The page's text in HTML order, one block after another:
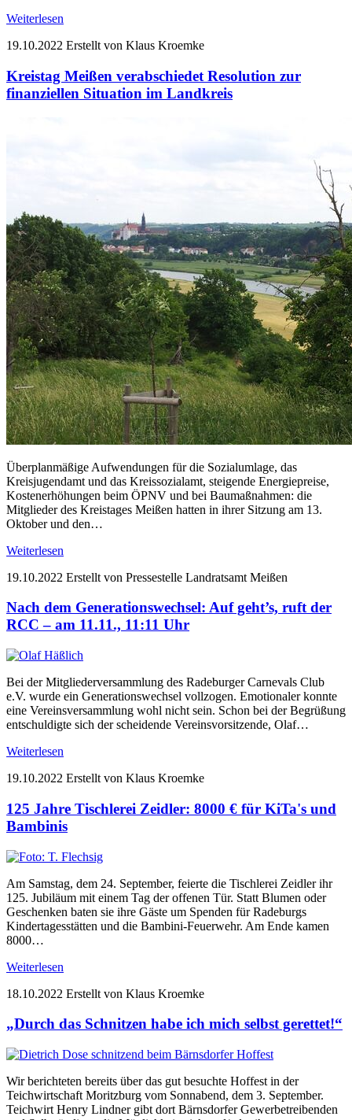
Weiterlesen
19.10.2022 Erstellt von Klaus Kroemke
Kreistag Meißen verabschiedet Resolution zur
finanziellen Situation im Landkreis
Überplanmäßige Aufwendungen für die Sozialumlage, das
Kreisjugendamt und das Kreissozialamt, steigende Energiepreise,
Kostenerhöhungen beim ÖPNV und bei Baumaßnahmen: die
Mitglieder des Kreistages Meißen hatten in ihrer Sitzung am 13.
Oktober und den…
Weiterlesen
19.10.2022 Erstellt von Pressestelle Landratsamt Meißen
Nach dem Generationswechsel: Auf geht’s, ruft der
RCC – am 11.11., 11:11 Uhr
Bei der Mitgliederversammlung des Radeburger Carnevals Club
e.V. wurde ein Generationswechsel vollzogen. Emotionaler konnte
eine Vereinsversammlung wohl nicht sein. Schon bei der Begrüßung
entschuldigte sich der scheidende Vereinsvorsitzende, Olaf…
Weiterlesen
19.10.2022 Erstellt von Klaus Kroemke
125 Jahre Tischlerei Zeidler: 8000 € für KiTa's und
Bambinis
Am Samstag, dem 24. September, feierte die Tischlerei Zeidler ihr
125. Jubiläum mit einem Tag der offenen Tür. Statt Blumen oder
Geschenken baten sie ihre Gäste um Spenden für Radeburgs
Kindertagesstätten und die Bambini-Feuerwehr. Am Ende kamen
8000…
Weiterlesen
18.10.2022 Erstellt von Klaus Kroemke
„Durch das Schnitzen habe ich mich selbst gerettet!“
Wir berichteten bereits über das gut besuchte Hoffest in der
Teichwirtschaft Moritzburg vom Sonnabend, dem 3. September.
Teichwirt Henry Lindner gibt dort Bärnsdorfer Gewerbetreibenden